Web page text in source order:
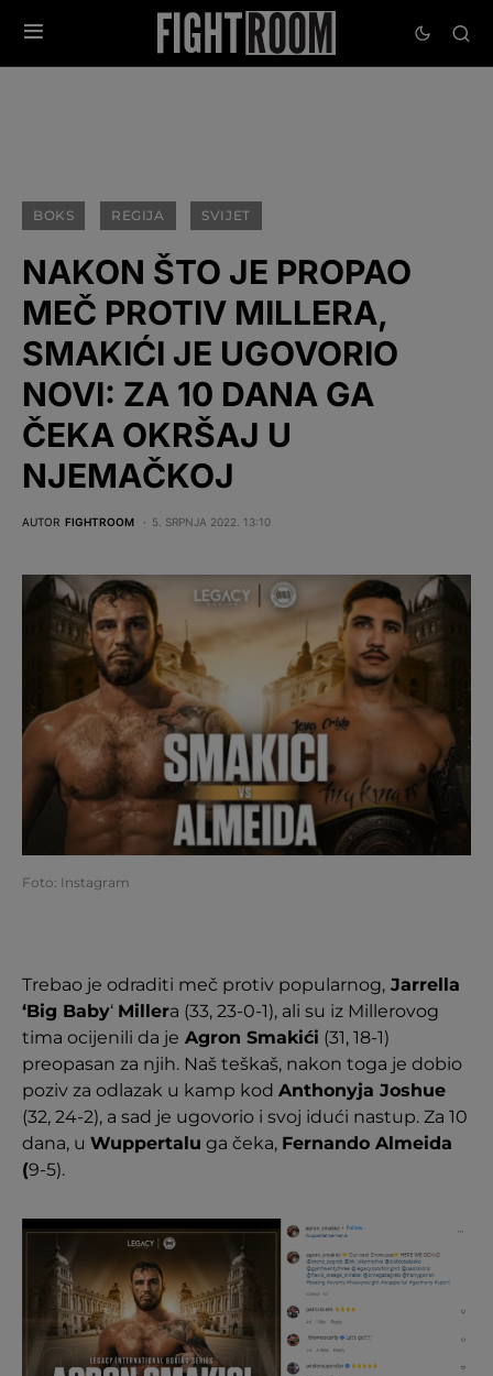
BOKS REGIJA SVIJET
NAKON ŠTO JE PROPAO
MEČ PROTIV MILLERA,
SMAKIĆI JE UGOVORIO
NOVI: ZA 10 DANA GA
ČEKA OKRŠAJ U
NJEMAČKOJ
AUTOR FIGHTROOM 5. SRPNJA 2022. 13:10
Foto: Instagram
Trebao je odraditi meč protiv popularnog, Jarrella
‘Big Baby‘ Millera (33, 23-0-1), ali su iz Millerovog
tima ocijenili da je Agron Smakići (31, 18-1)
preopasan za njih. Naš teškaš, nakon toga je dobio
poziv za odlazak u kamp kod Anthonyja Joshue
(32, 24-2), a sad je ugovorio i svoj idući nastup. Za 10
dana, u Wuppertalu ga čeka, Fernando Almeida
(9-5).